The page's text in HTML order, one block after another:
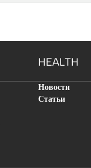
HEALTH
Новости
Статьи